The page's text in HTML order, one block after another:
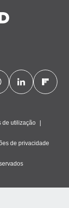
de utilização
de privacidade